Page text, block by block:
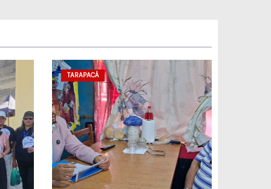
TARAPACÁ